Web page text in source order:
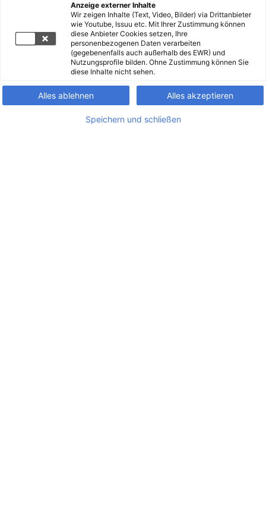
Anzeige externer Inhalte
Wir zeigen Inhalte (Text, Video, Bilder) via Drittanbieter
wie Youtube, Issuu etc. Mit Ihrer Zustimmung können
diese Anbieter Cookies setzen, Ihre
personenbezogenen Daten verarbeiten
(gegebenenfalls auch außerhalb des EWR) und
Nutzungsprofile bilden. Ohne Zustimmung können Sie
diese Inhalte nicht sehen.
Alles ablehnen Alles akzeptieren
Speichern und schließen